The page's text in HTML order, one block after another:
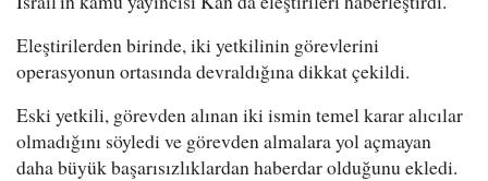
Eleştirilerden birinde, iki yetkilinin görevlerini
operasyonun ortasında devraldığına dikkat çekildi.
Eski yetkili, görevden alınan iki ismin temel karar alıcılar
olmadığını söyledi ve görevden almalara yol açmayan
daha büyük başarısızlıklardan haberdar olduğunu ekledi.